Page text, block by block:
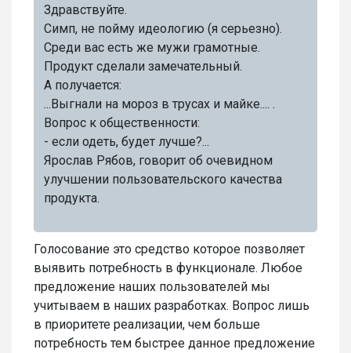
Здравствуйте.
Симп, не пойму идеологию (я серьезно).
Среди вас есть же мужи грамотные.
Продукт сделали замечательный.
А получается:
...Выгнали на мороз в трусах и майке.... .
Вопрос к общественности:
- если одеть, будет лучше?...
Ярослав Рябов, говорит об очевидном
улучшении пользовательского качества
продукта.
Голосование это средство которое позволяет
выявить потребность в функционале. Любое
предложение наших пользователей мы
учитываем в наших разработках. Вопрос лишь
в приоритете реализации, чем больше
потребность тем быстрее данное предложение